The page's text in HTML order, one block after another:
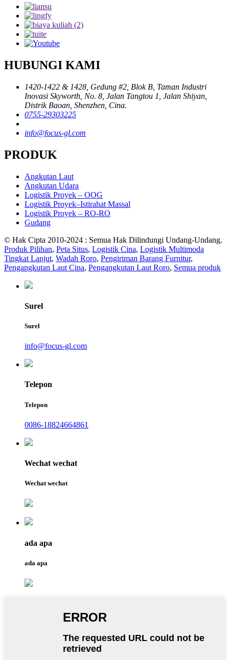
HUBUNGI KAMI
1420-1422 & 1428, Gedung #2, Blok B, Taman Industri
Inovasi Skyworth, No. 8, Jalan Tangtou 1, Jalan Shiyan,
Distrik Baoan, Shenzhen, Cina.
0755-29303225
info@focus-gl.com
PRODUK
Angkutan Laut
Angkutan Udara
Logistik Proyek – OOG
Logistik Proyek–Istirahat Massal
Logistik Proyek – RO-RO
Gudang
© Hak Cipta 2010-2024 : Semua Hak Dilindungi Undang-Undang.
Produk Pilihan, Peta Situs, Logistik Cina, Logistik Multimoda
Tingkat Lanjut, Wadah Roro, Pengiriman Barang Furnitur,
Pengangkutan Laut Cina, Pengangkutan Laut Roro, Semua produk
Surel
Surel
info@focus-gl.com
Telepon
Telepon
0086-18824664861
Wechat wechat
Wechat wechat
ada apa
ada apa